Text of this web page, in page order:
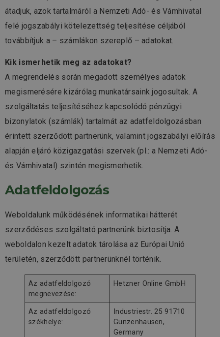
átadjuk, azok tartalmáról a Nemzeti Adó- és Vámhivatal
felé jogszabályi kötelezettség teljesítése céljából
továbbítjuk a – számlákon szereplő – adatokat.
Kik ismerhetik meg az adatokat?
A megrendelés során megadott személyes adatok
megismerésére kizárólag munkatársaink jogosultak. A
szolgáltatás teljesítéséhez kapcsolódó pénzügyi
bizonylatok (számlák) tartalmát az adatfeldolgozásban
érintett szerződött partnerünk, valamint jogszabályi előírás
alapján eljáró közigazgatási szervek (pl.: a Nemzeti Adó-
és Vámhivatal) szintén megismerhetik.
Adatfeldolgozás
Weboldalunk működésének informatikai hátterét
szerződéses szolgáltató partnerünk biztosítja. A
weboldalon kezelt adatok tárolása az Európai Unió
területén, szerződött partnerünknél történik.
Az adatfeldolgozó
megnevezése:
Hetzner Online GmbH
Az adatfeldolgozó
székhelye:
Industriestr. 25 91710
Gunzenhausen,
Germany